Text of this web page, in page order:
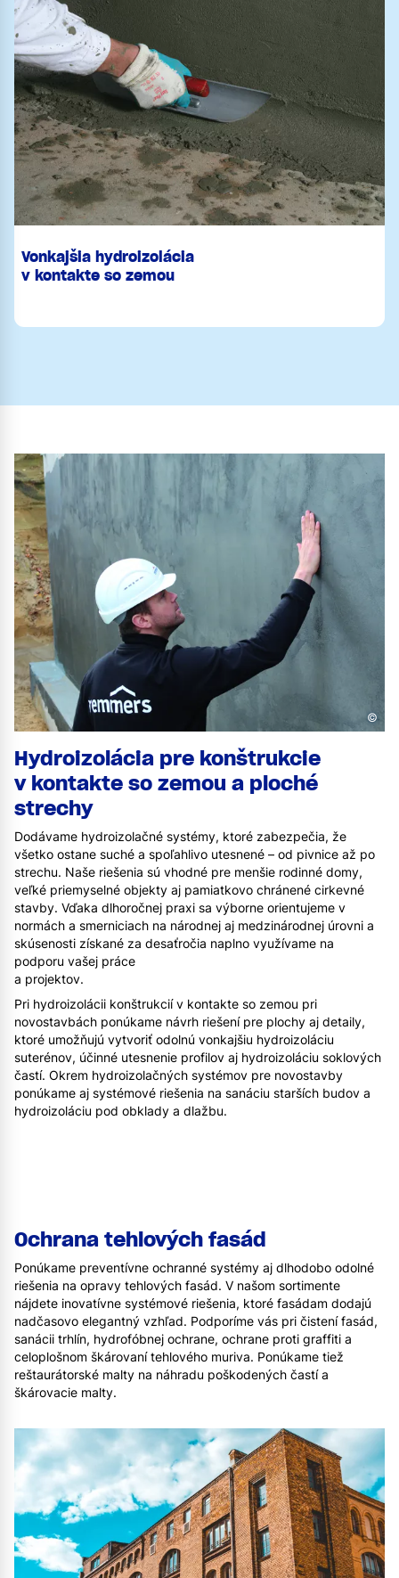
Vonkajšia hydroizolácia
v kontakte so zemou
Hydroizolácia pre konštrukcie
v kontakte so zemou a ploché
strechy
Dodávame hydroizolačné systémy, ktoré zabezpečia, že
všetko ostane suché a spoľahlivo utesnené – od pivnice až po
strechu. Naše riešenia sú vhodné pre menšie rodinné domy,
veľké priemyselné objekty aj pamiatkovo chránené cirkevné
stavby. Vďaka dlhoročnej praxi sa výborne orientujeme v
normách a smerniciach na národnej aj medzinárodnej úrovni a
skúsenosti získané za desaťročia naplno využívame na
podporu vašej práce
a projektov.
Pri hydroizolácii konštrukcií v kontakte so zemou pri
novostavbách ponúkame návrh riešení pre plochy aj detaily,
ktoré umožňujú vytvoriť odolnú vonkajšiu hydroizoláciu
suterénov, účinné utesnenie profilov aj hydroizoláciu soklových
častí. Okrem hydroizolačných systémov pre novostavby
ponúkame aj systémové riešenia na sanáciu starších budov a
hydroizoláciu pod obklady a dlažbu.
©
Ochrana tehlových fasád
Ponúkame preventívne ochranné systémy aj dlhodobo odolné
riešenia na opravy tehlových fasád. V našom sortimente
nájdete inovatívne systémové riešenia, ktoré fasádam dodajú
nadčasovo elegantný vzhľad. Podporíme vás pri čistení fasád,
sanácii trhlín, hydrofóbnej ochrane, ochrane proti graffiti a
celoplošnom škárovaní tehlového muriva. Ponúkame tiež
reštaurátorské malty na náhradu poškodených častí a
škárovacie malty.